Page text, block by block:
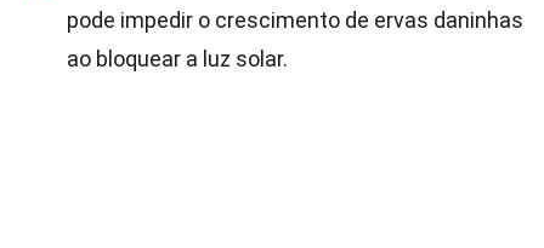
pode impedir o crescimento de ervas daninhas
ao bloquear a luz solar.